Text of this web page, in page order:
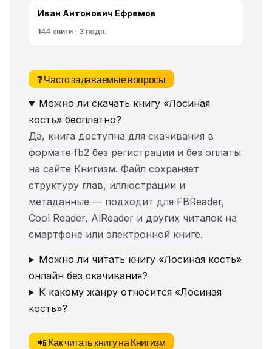
Иван Антонович Ефремов
144 книги · 3 подп.
❓ Часто задаваемые вопросы
Можно ли скачать книгу «Лосиная
кость» бесплатно?
Да, книга доступна для скачивания в
формате fb2 без регистрации и без оплаты
на сайте Книгизм. Файл сохраняет
структуру глав, иллюстрации и
метаданные — подходит для FBReader,
Cool Reader, AlReader и других читалок на
смартфоне или электронной книге.
Можно ли читать книгу «Лосиная кость»
онлайн без скачивания?
К какому жанру относится «Лосиная
кость»?
📲 Как читать книгу на Книгизм